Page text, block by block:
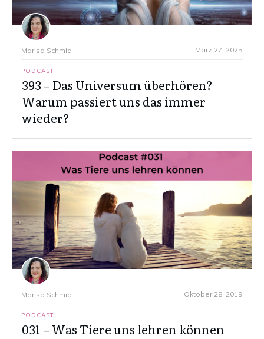
Marisa Schmid März 27, 2025
PODCAST
393 – Das Universum überhören?
Warum passiert uns das immer
wieder?
Marisa Schmid Oktober 28, 2019
PODCAST
031 – Was Tiere uns lehren können